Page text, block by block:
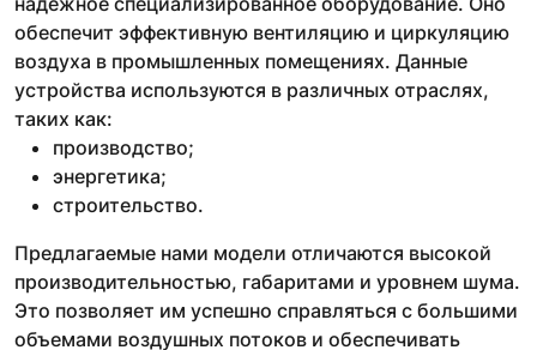
обеспечит эффективную вентиляцию и циркуляцию
воздуха в промышленных помещениях. Данные
устройства используются в различных отраслях,
таких как:
производство;
энергетика;
строительство.
Предлагаемые нами модели отличаются высокой
производительностью, габаритами и уровнем шума.
Это позволяет им успешно справляться с большими
объемами воздушных потоков и обеспечивать